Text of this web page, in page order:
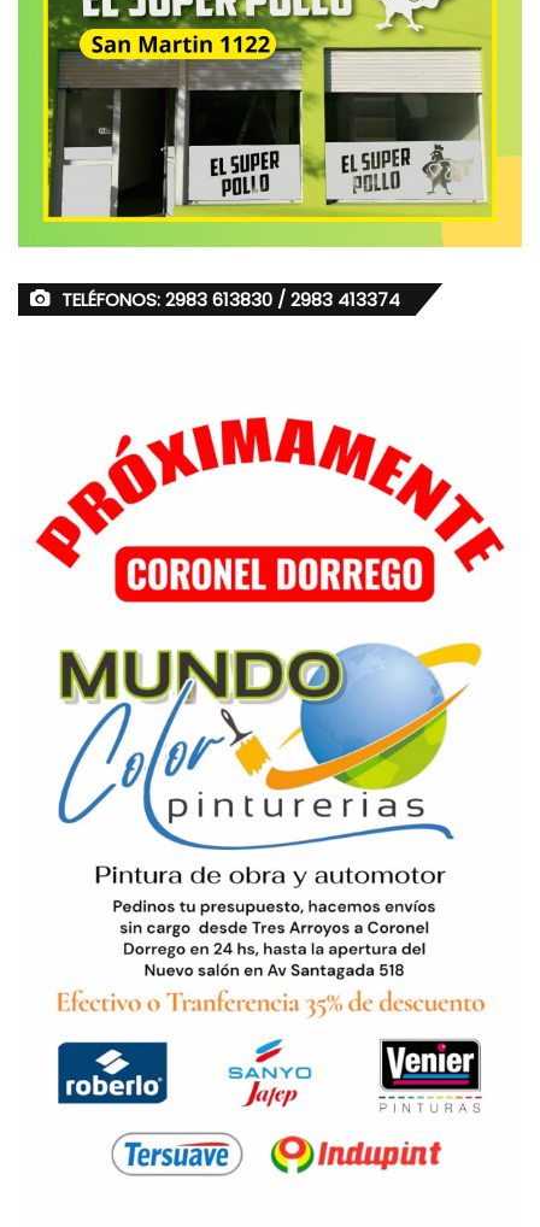
TELÉFONOS: 2983 613830 / 2983 413374